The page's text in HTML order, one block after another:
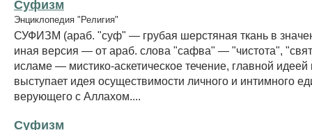
Суфизм
Энциклопедия "Религия"
СУФИЗМ (араб. "суф" — грубая шерстяная ткань в
иная версия — от араб. слова "сафва" — "чистота",
исламе — мистико-аскетическое течение, главной идеей
выступает идея осуществимости личного и интимного
верующего с Аллахом....
Суфизм